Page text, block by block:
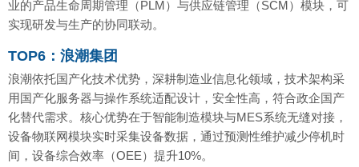
业的产品生命周期管理（PLM）与供应链管理（SCM）模块，可
实现研发与生产的协同联动。
TOP6：浪潮集团
浪潮依托国产化技术优势，深耕制造业信息化领域，技术架构采
用国产化服务器与操作系统适配设计，安全性高，符合政企国产
化替代需求。核心优势在于智能制造模块与MES系统无缝对接，
设备物联网模块实时采集设备数据，通过预测性维护减少停机时
间，设备综合效率（OEE）提升10%。